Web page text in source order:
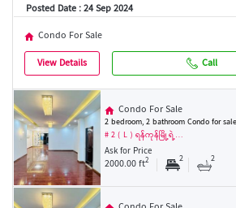
Posted Date : 24 Sep 2024
Condo For Sale
View Details
Call
Condo For Sale
2 bedroom, 2 bathroom Condo for
# 2 ( L ) ရန်ကုန်မြို့ရဲ့…
Ask for Price
2000.00 ft2 2 2